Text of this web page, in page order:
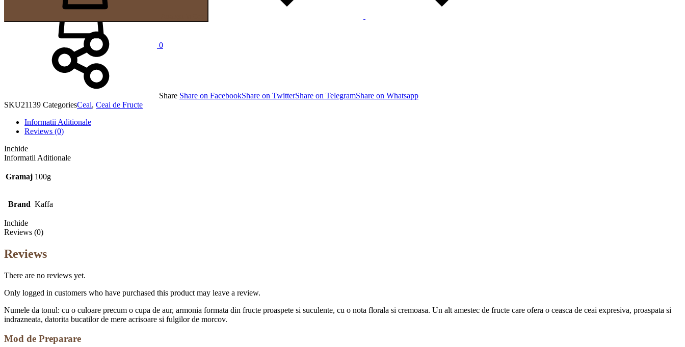
0
Share Share on FacebookShare on TwitterShare on TelegramShare on Whatsapp
SKU21139 CategoriesCeai, Ceai de Fructe
Informatii Aditionale
Reviews (0)
Inchide
Informatii Aditionale
Gramaj 100g
Brand Kaffa
Inchide
Reviews (0)
Reviews
There are no reviews yet.
Only logged in customers who have purchased this product may leave a review.
Numele da tonul: cu o culoare precum o cupa de aur, armonia formata din fructe proaspete si suculente, cu o nota florala si cremoasa. Un alt amestec de fructe care ofera o ceasca de ceai expresiva, proaspata si
indrazneata, datorita bucatilor de mere acrisoare si fulgilor de morcov.
Mod de Preparare